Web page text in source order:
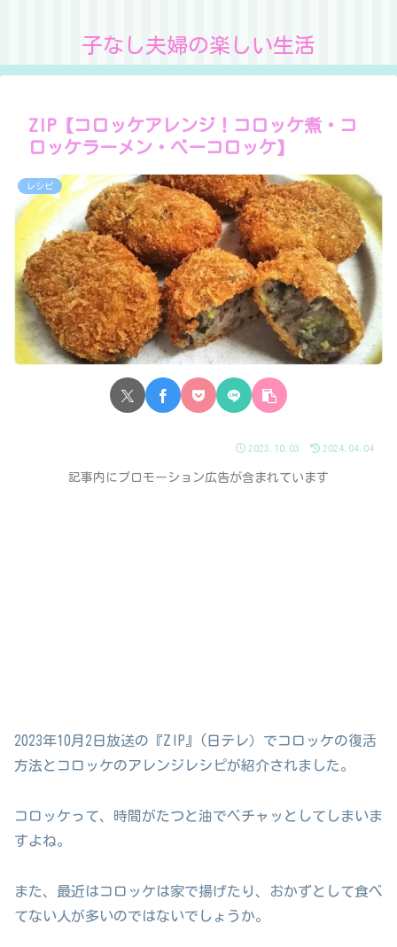
子なし夫婦の楽しい生活
ZIP【コロッケアレンジ！コロッケ煮・コ
ロッケラーメン・べーコロッケ】
レシピ
2023.10.03 2024.04.04
記事内にプロモーション広告が含まれています
2023年10月2日放送の『ZIP』(日テレ）でコロッケの復活
方法とコロッケのアレンジレシピが紹介されました。
コロッケって、時間がたつと油でベチャッとしてしまいま
すよね。
また、最近はコロッケは家で揚げたり、おかずとして食べ
てない人が多いのではないでしょうか。